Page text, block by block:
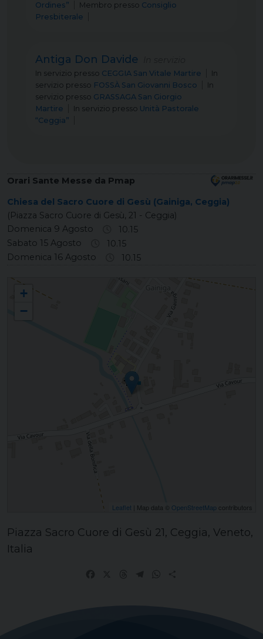
Ordines”
Membro presso Consiglio
Presbiterale
Antiga Don Davide
In servizio presso CEGGIA San Vitale Martire
In
servizio presso FOSSÀ San Giovanni Bosco
In
servizio presso GRASSAGA San Giorgio
Martire
In servizio presso Unità Pastorale
“Ceggia”
Orari Sante Messe da Pmap
Chiesa del Sacro Cuore di Gesù (Gainiga, Ceggia)
(Piazza Sacro Cuore di Gesù, 21 - Ceggia)
Domenica 9 Agosto
10.15
Sabato 15 Agosto
10.15
Domenica 16 Agosto
10.15
GAINIGA Sacro Cuore di Gesù
+
−
Leaflet | Map data © OpenStreetMap contributors
Piazza Sacro Cuore di Gesù 21, Ceggia, Veneto,
Italia